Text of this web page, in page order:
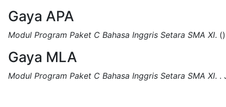
Gaya APA
Modul Program Paket C Bahasa Inggris Setara SMA XI.
Gaya MLA
Modul Program Paket C Bahasa Inggris Setara SMA XI. .